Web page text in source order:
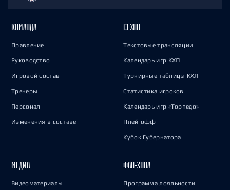
КОМАНДА
Правление
Руководство
Игровой состав
Тренеры
Персонал
Изменения в составе
СЕЗОН
Текстовые трансляции
Календарь игр КХЛ
Турнирные таблицы КХЛ
Статистика игроков
Календарь игр «Торпедо»
Плей-офф
Кубок Губернатора
МЕДИА
Видеоматериалы
ФАН-ЗОНА
Программа лояльности